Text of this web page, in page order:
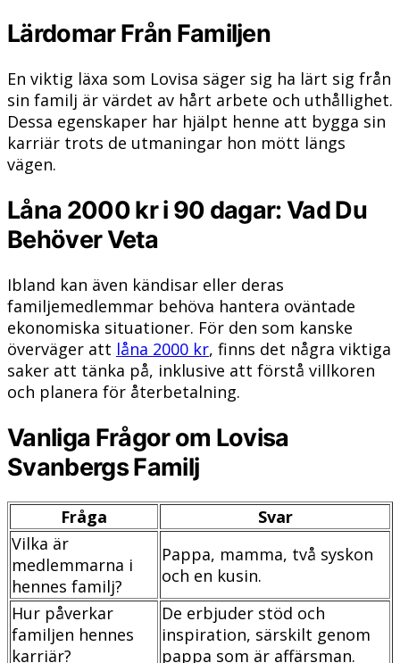
Lärdomar Från Familjen
En viktig läxa som Lovisa säger sig ha lärt sig från
sin familj är värdet av hårt arbete och uthållighet.
Dessa egenskaper har hjälpt henne att bygga sin
karriär trots de utmaningar hon mött längs
vägen.
Låna 2000 kr i 90 dagar: Vad Du
Behöver Veta
Ibland kan även kändisar eller deras
familjemedlemmar behöva hantera oväntade
ekonomiska situationer. För den som kanske
överväger att låna 2000 kr, finns det några viktiga
saker att tänka på, inklusive att förstå villkoren
och planera för återbetalning.
Vanliga Frågor om Lovisa
Svanbergs Familj
Fråga
Svar
Vilka är
medlemmarna i
hennes familj?
Pappa, mamma, två syskon
och en kusin.
Hur påverkar
familjen hennes
karriär?
De erbjuder stöd och
inspiration, särskilt genom
pappa som är affärsman.